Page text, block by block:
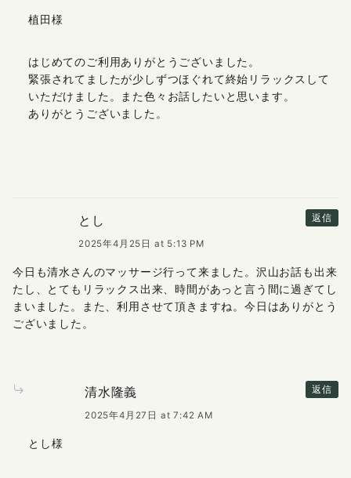
植田様
はじめてのご利用ありがとうございました。
緊張されてましたが少しずつほぐれて終始リラックスして
いただけました。また色々お話したいと思います。
ありがとうございました。
返信
とし
2025年4月25日 at 5:13 PM
今日も清水さんのマッサージ行って来ました。沢山お話も出来
たし、とてもリラックス出来、時間があっと言う間に過ぎてし
まいました。また、利用させて頂きますね。今日はありがとう
ございました。
返信
清水隆義
2025年4月27日 at 7:42 AM
とし様